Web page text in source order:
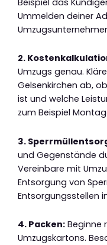
Ummelden deiner
2.
Umzugs genau.
Gelsenkirchen ab,
ist und welche
zum Beispiel
3.
und Gegenstände
Vereinbare mit
Entsorgung von
Entsorgungsstellen
4. Packen: Beginne
Umzugskartons.